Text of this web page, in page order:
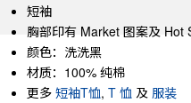
短袖
胸部印有 Market 图案及 Hot
颜色：洗洗黑
材质：100% 纯棉
更多 短袖T恤, T 恤 及 服装